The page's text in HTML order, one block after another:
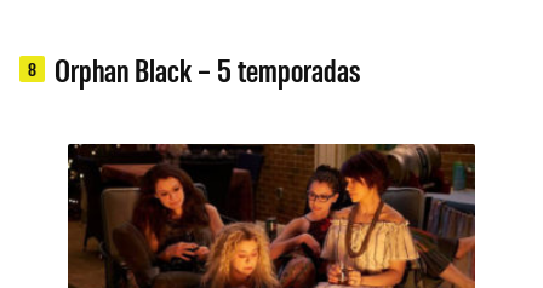
8 Orphan Black – 5 temporadas